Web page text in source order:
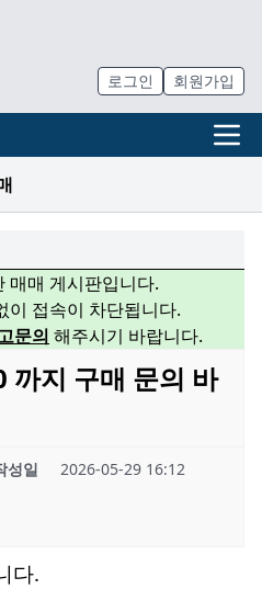
로그인 회원가입
매매 게시판입니다.
이 접속이 차단됩니다.
문의 해주시기 바랍니다.
까지 구매 문의 바
성일 2026-05-29 16:12
다.